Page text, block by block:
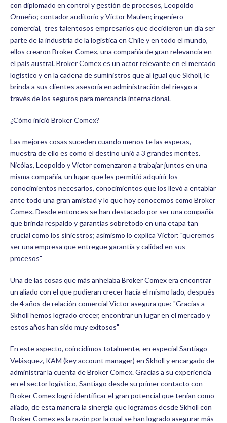
con diplomado en control y gestión de procesos, Leopoldo
Ormeño; contador auditorio y Victor Maulen; ingeniero
comercial, tres talentosos empresarios que decidieron un día ser
parte de la industria de la logística en Chile y en todo el mundo,
ellos crearon Broker Comex, una compañía de gran relevancia en
el país austral. Broker Comex es un actor relevante en el mercado
logístico y en la cadena de suministros que al igual que Skholl, le
brinda a sus clientes asesoría en administración del riesgo a
través de los seguros para mercancía internacional.
¿Cómo inició Broker Comex?
Las mejores cosas suceden cuando menos te las esperas,
muestra de ello es como el destino unió a 3 grandes mentes.
Nicólas, Leopoldo y Victor comenzaron a trabajar juntos en una
misma compañía, un lugar que les permitió adquirir los
conocimientos necesarios, conocimientos que los llevó a entablar
ante todo una gran amistad y lo que hoy conocemos como Broker
Comex. Desde entonces se han destacado por ser una compañía
que brinda respaldo y garantías sobretodo en una etapa tan
crucial como los siniestros; asímismo lo explica Victor: "queremos
ser una empresa que entregue garantía y calidad en sus
procesos"
Una de las cosas que más anhelaba Broker Comex era encontrar
un aliado con el que pudieran crecer hacía el mismo lado, después
de 4 años de relación comercial Victor asegura que: "Gracias a
Skholl hemos logrado crecer, encontrar un lugar en el mercado y
estos años han sido muy exitosos"
En este aspecto, coincidimos totalmente, en especial Santiago
Velásquez, KAM (key account manager) en Skholl y encargado de
administrar la cuenta de Broker Comex. Gracias a su experiencia
en el sector logístico, Santiago desde su primer contacto con
Broker Comex logró identificar el gran potencial que tenían como
aliado, de esta manera la sinergia que logramos desde Skholl con
Broker Comex es la razón por la cual se han logrado asegurar más